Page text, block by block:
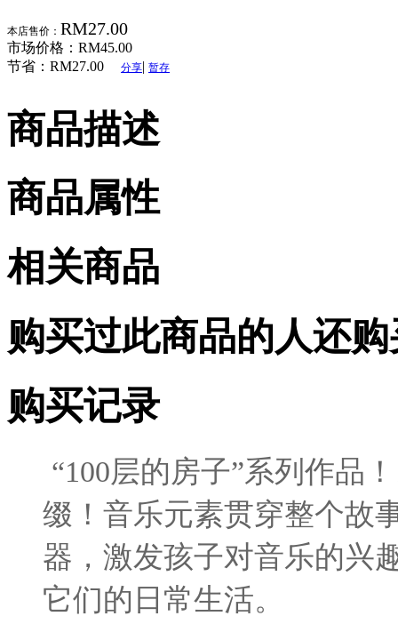
本店售价： RM27.00
市场价格： RM45.00
节省： RM27.00 分享| 暂存
商品描述
商品属性
相关商品
购买过此商品的人还
购买记录
“100层的房子”系列作品
缀！音乐元素贯穿整个故
器，激发孩子对音乐的兴
它们的日常生活。